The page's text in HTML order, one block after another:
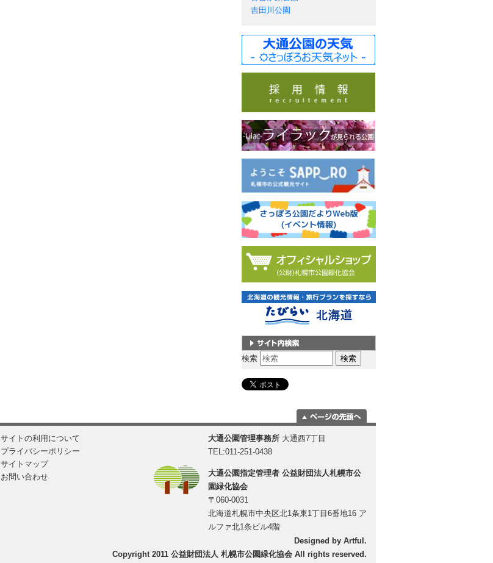
吉田川公園
サイト内検索
検索
に移動
サイトの利用について
プライバシーポリシー
サイトマップ
お問い合わせ
大通公園管理事務所 大通西7丁目
TEL:011-251-0438
大通公園指定管理者 公益財団法人札幌市公
園緑化協会
〒060-0031
北海道札幌市中央区北1条東1丁目6番地16 ア
ルファ北1条ビル4階
Designed by Artful.
Copyright 2011 公益財団法人 札幌市公園緑化協会 All rights reserved.